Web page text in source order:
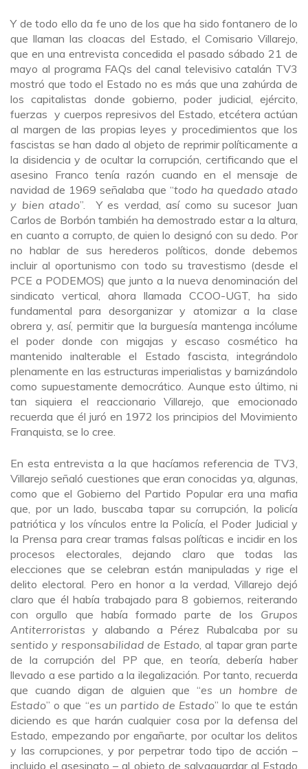
Y de todo ello da fe uno de los que ha sido fontanero de lo
que llaman las cloacas del Estado, el Comisario Villarejo,
que en una entrevista concedida el pasado sábado 21 de
mayo al programa FAQs del canal televisivo catalán TV3
mostró que todo el Estado no es más que una zahúrda de
los capitalistas donde gobierno, poder judicial, ejército,
fuerzas y cuerpos represivos del Estado, etcétera actúan
al margen de las propias leyes y procedimientos que los
fascistas se han dado al objeto de reprimir políticamente a
la disidencia y de ocultar la corrupción, certificando que el
asesino Franco tenía razón cuando en el mensaje de
navidad de 1969 señalaba que “todo ha quedado atado
y bien atado”. Y es verdad, así como su sucesor Juan
Carlos de Borbón también ha demostrado estar a la altura,
en cuanto a corrupto, de quien lo designó con su dedo. Por
no hablar de sus herederos políticos, donde debemos
incluir al oportunismo con todo su travestismo (desde el
PCE a PODEMOS) que junto a la nueva denominación del
sindicato vertical, ahora llamada CCOO-UGT, ha sido
fundamental para desorganizar y atomizar a la clase
obrera y, así, permitir que la burguesía mantenga incólume
el poder donde con migajas y escaso cosmético ha
mantenido inalterable el Estado fascista, integrándolo
plenamente en las estructuras imperialistas y barnizándolo
como supuestamente democrático. Aunque esto último, ni
tan siquiera el reaccionario Villarejo, que emocionado
recuerda que él juró en 1972 los principios del Movimiento
Franquista, se lo cree.
En esta entrevista a la que hacíamos referencia de TV3,
Villarejo señaló cuestiones que eran conocidas ya, algunas,
como que el Gobierno del Partido Popular era una mafia
que, por un lado, buscaba tapar su corrupción, la policía
patriótica y los vínculos entre la Policía, el Poder Judicial y
la Prensa para crear tramas falsas políticas e incidir en los
procesos electorales, dejando claro que todas las
elecciones que se celebran están manipuladas y rige el
delito electoral. Pero en honor a la verdad, Villarejo dejó
claro que él había trabajado para 8 gobiernos, reiterando
con orgullo que había formado parte de los Grupos
Antiterroristas y alabando a Pérez Rubalcaba por su
sentido y responsabilidad de Estado, al tapar gran parte
de la corrupción del PP que, en teoría, debería haber
llevado a ese partido a la ilegalización. Por tanto, recuerda
que cuando digan de alguien que “es un hombre de
Estado” o que “es un partido de Estado” lo que te están
diciendo es que harán cualquier cosa por la defensa del
Estado, empezando por engañarte, por ocultar los delitos
y las corrupciones, y por perpetrar todo tipo de acción –
incluido el asesinato – al objeto de salvaguardar al Estado